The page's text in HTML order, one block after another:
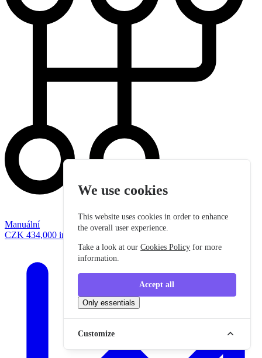
We use cookies
This website uses cookies in order to enhance
the overall user experience.
Take a look at ourCookies Policy for more
information.
Accept all
Only essentials
Customize
Manuální
CZK 434,000 incl. VAT